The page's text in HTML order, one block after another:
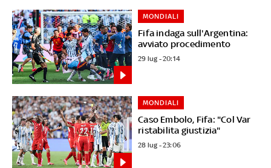
Fifa indaga sull'Argentina:
avviato procedimento
MONDIALI
29 lug - 20:14
Caso Embolo, Fifa: "Col Var
ristabilita giustizia"
MONDIALI
28 lug - 23:06